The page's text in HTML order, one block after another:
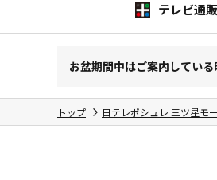
テレビ通販
お盆期間中はご案内してい
トップ 日テレポシュレ 三ツ星モ